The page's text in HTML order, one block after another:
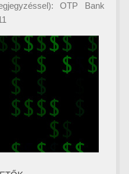
OTP Bank